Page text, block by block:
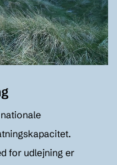
for udlejning er